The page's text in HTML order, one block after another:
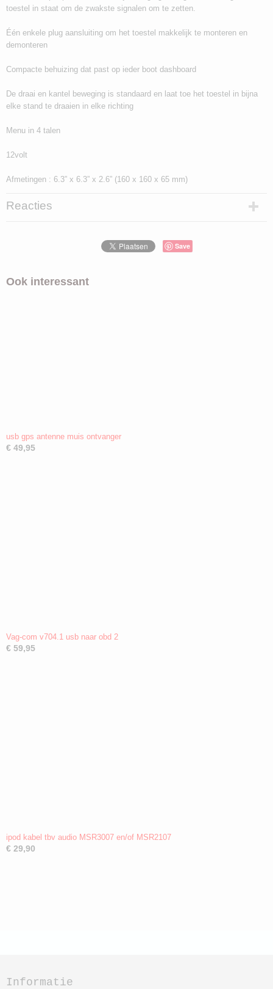
toestel in staat om de zwakste signalen om te zetten.
Één enkele plug aansluiting om het toestel makkelijk te monteren en
demonteren
Compacte behuizing dat past op ieder boot dashboard
De draai en kantel beweging is standaard en laat toe het toestel in bijna
elke stand te draaien in elke richting
Menu in 4 talen
12volt
Afmetingen : 6.3” x 6.3” x 2.6” (160 x 160 x 65 mm)
Reacties
Save
Ook interessant
usb gps antenne muis ontvanger
€ 49,95
Vag-com v704.1 usb naar obd 2
€ 59,95
ipod kabel tbv audio MSR3007 en/of MSR2107
€ 29,90
Informatie